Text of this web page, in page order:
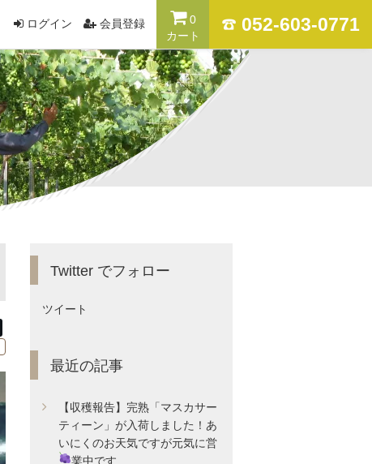
ログイン 会員登録
0
カート
052-603-0771
Twitter でフォロー
ツイート
最近の記事
【収穫報告】完熟「マスカサー
ティーン」が入荷しました！あ
いにくのお天気ですが元気に営
業中です